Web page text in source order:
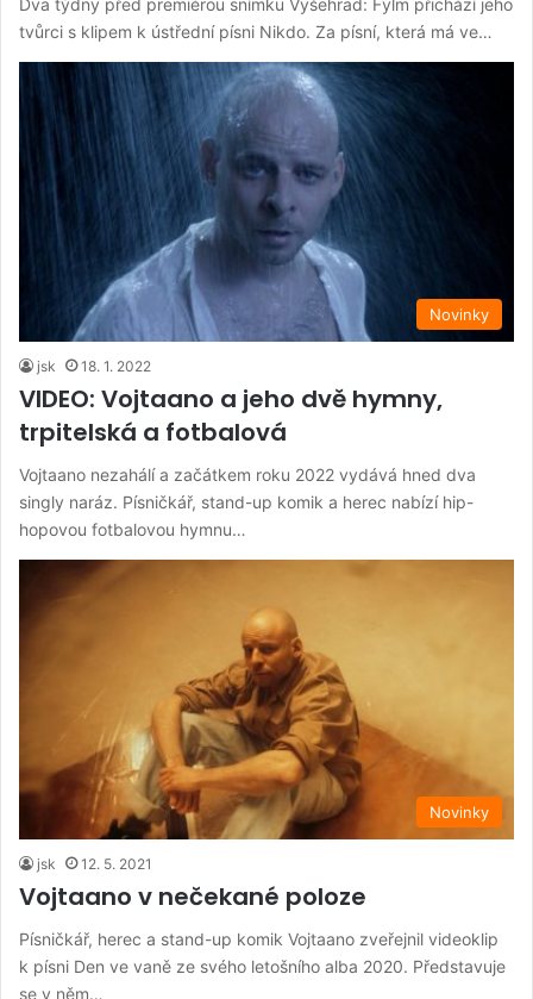
Dva týdny před premiérou snímku Vyšehrad: Fylm přichází jeho
tvůrci s klipem k ústřední písni Nikdo. Za písní, která má ve…
Novinky
jsk 18. 1. 2022
VIDEO: Vojtaano a jeho dvě hymny,
trpitelská a fotbalová
Vojtaano nezahálí a začátkem roku 2022 vydává hned dva
singly naráz. Písničkář, stand-up komik a herec nabízí hip-
hopovou fotbalovou hymnu…
Novinky
jsk 12. 5. 2021
Vojtaano v nečekané poloze
Písničkář, herec a stand-up komik Vojtaano zveřejnil videoklip
k písni Den ve vaně ze svého letošního alba 2020. Představuje
se v něm…